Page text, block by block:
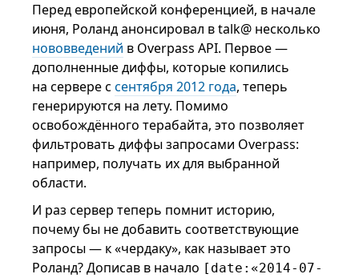
Перед европейской конференцией, в начале
июня, Роланд анонсировал в talk@ несколько
нововведений в Overpass API. Первое —
дополненные диффы, которые копились
на сервере ссентября 2012 года, теперь
генерируются на лету. Помимо
освобождённого терабайта, это позволяет
фильтровать диффы запросами Overpass:
например, получать их для выбранной
области.
И раз сервер теперь помнит историю,
почему бы не добавить соответствующие
запросы — к «чердаку», как называет это
Роланд? Дописав в начало [date:«2014-07-